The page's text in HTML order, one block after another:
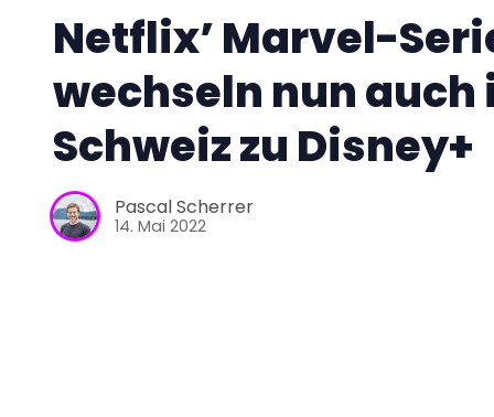
Netflix’ Marvel-
wechseln nun auch
Schweiz zu Disney+
Pascal Scherrer
14. Mai 2022